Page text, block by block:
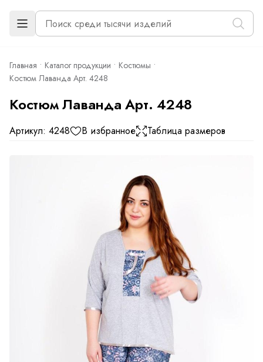
Главная Каталог продукции
Костюмы
Костюм Лаванда Арт. 4248
Костюм Лаванда Арт. 4248
Артикул: 4248 В избранное Таблица размеров